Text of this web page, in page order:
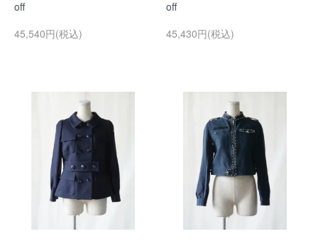
off
45,540円(税込)
off
45,430円(税込)